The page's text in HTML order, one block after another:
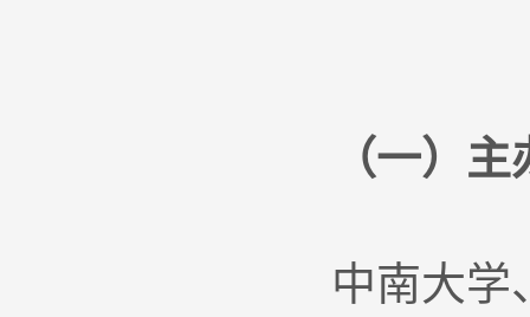
（一）
中南大学